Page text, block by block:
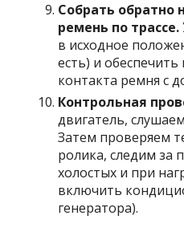
Собрать обратно
ремень по трассе.
в исходное
есть) и
контакта ремня с
Контрольная
двигатель,
Затем проверяем
ролика, следим за
холостых и при
включить
генератора).